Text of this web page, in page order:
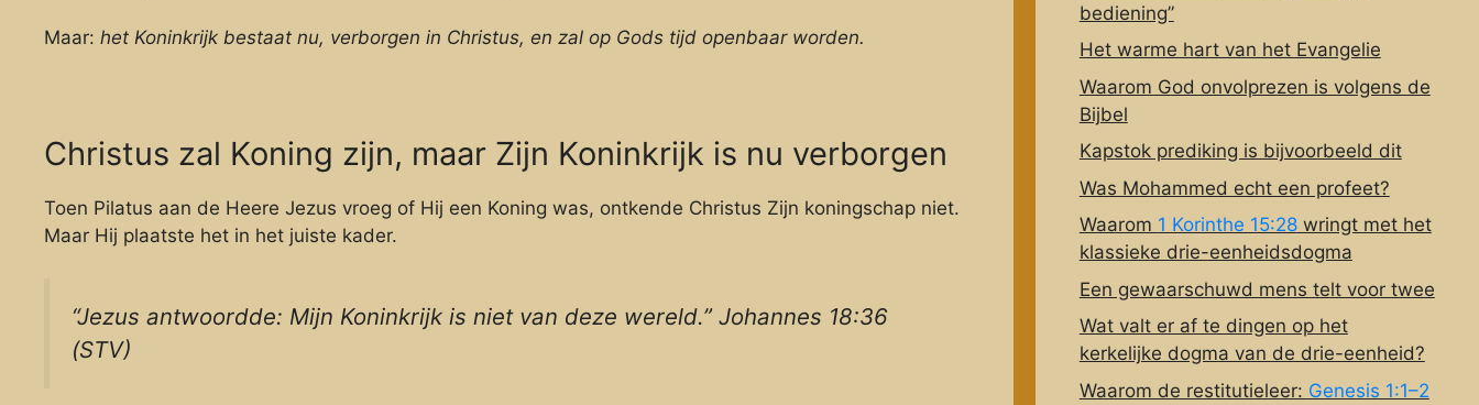
Maar: het Koninkrijk bestaat nu, verborgen in Christus, en zal op Gods tijd openbaar worden.
Christus zal Koning zijn, maar Zijn Koninkrijk is nu verborgen
Toen Pilatus aan de Heere Jezus vroeg of Hij een Koning was, ontkende Christus Zijn koningschap niet.
Maar Hij plaatste het in het juiste kader.
“Jezus antwoordde: Mijn Koninkrijk is niet van deze wereld.” Johannes 18:36
(STV)
bediening”
Het warme hart van het Evangelie
Waarom God onvolprezen is volgens de
Bijbel
Kapstok prediking is bijvoorbeeld dit
Was Mohammed echt een profeet?
Waarom 1 Korinthe 15:28wringt met het
klassieke drie-eenheidsdogma
Een gewaarschuwd mens telt voor twee
Wat valt er af te dingen op het
kerkelijke dogma van de drie-eenheid?
Waarom de restitutieleer: Genesis 1:1–2